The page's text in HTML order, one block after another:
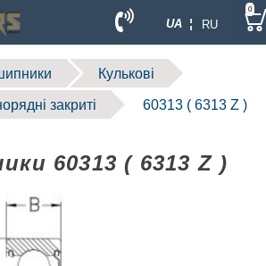
UA ¦ RU
0
Кулькові
закриті 60313 ( 6313 Z )
60313 ( 6313 Z )